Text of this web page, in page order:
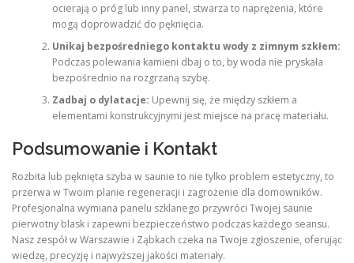
ocierają o próg lub inny panel, stwarza to naprężenia, które
mogą doprowadzić do pęknięcia.
Unikaj bezpośredniego kontaktu wody z zimnym szkłem:
Podczas polewania kamieni dbaj o to, by woda nie pryskała
bezpośrednio na rozgrzaną szybę.
Zadbaj o dylatacje: Upewnij się, że między szkłem a
elementami konstrukcyjnymi jest miejsce na pracę materiału.
Podsumowanie i Kontakt
Rozbita lub pęknięta szyba w saunie to nie tylko problem estetyczny, to
przerwa w Twoim planie regeneracji i zagrożenie dla domowników.
Profesjonalna wymiana panelu szklanego przywróci Twojej saunie
pierwotny blask i zapewni bezpieczeństwo podczas każdego seansu.
Nasz zespół w Warszawie i Ząbkach czeka na Twoje zgłoszenie, oferując
wiedzę, precyzję i najwyższej jakości materiały.